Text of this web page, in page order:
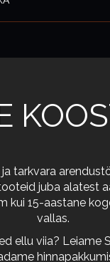
tarkvara
juba alatest
kui 15-aastane
vallas.
ellu viia? Leiame